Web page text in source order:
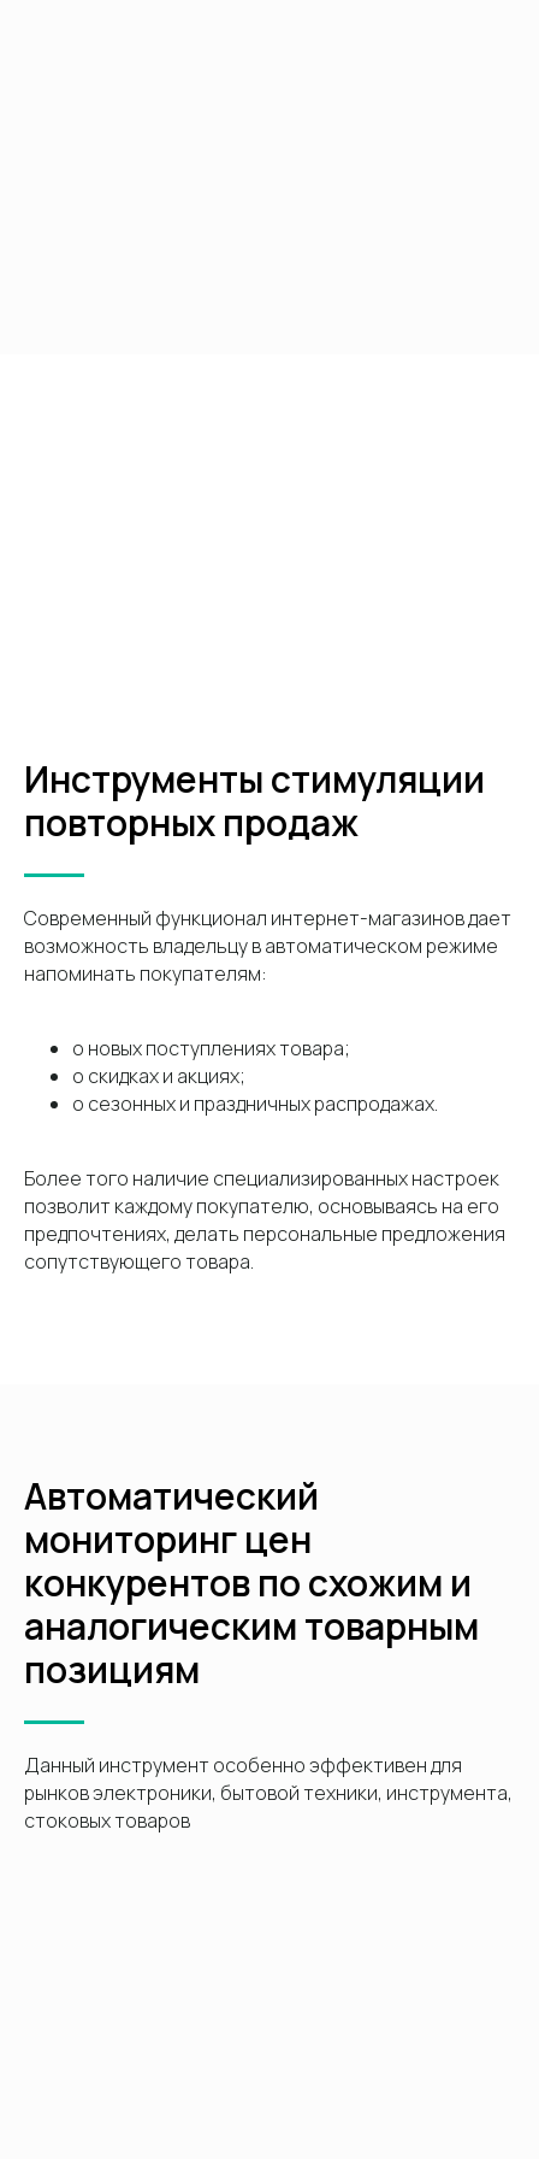
Инструменты стимуляции
повторных продаж
Современный функционал интернет-магазинов дает
возможность владельцу в автоматическом режиме
напоминать покупателям:
о новых поступлениях товара;
о скидках и акциях;
о сезонных и праздничных распродажах.
Более того наличие специализированных настроек
позволит каждому покупателю, основываясь на его
предпочтениях, делать персональные предложения
сопутствующего товара.
Автоматический
мониторинг цен
конкурентов по схожим и
аналогическим товарным
позициям
Данный инструмент особенно эффективен для
рынков электроники, бытовой техники, инструмента,
стоковых товаров